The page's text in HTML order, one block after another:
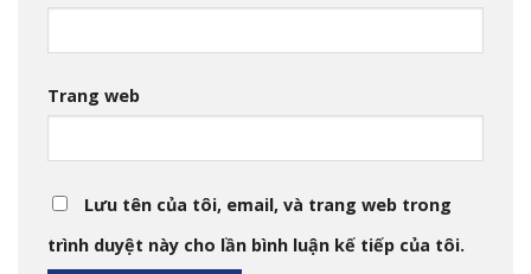
Trang web
Lưu tên của tôi, email, và trang web trong
trình duyệt này cho lần bình luận kế tiếp của tôi.